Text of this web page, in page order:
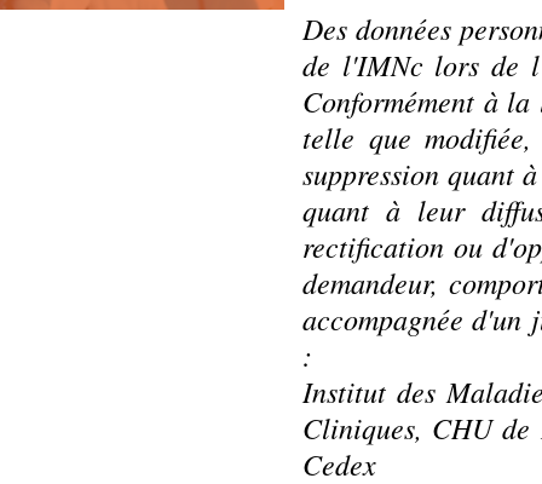
Des données
de l'IMNc lors de
Conformément à
telle que
suppression quant
quant à leur
rectification ou
demandeur,
accompagnée d'un
:
Institut des
Cliniques, CHU
Cedex